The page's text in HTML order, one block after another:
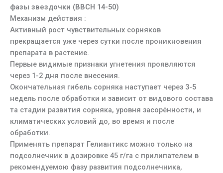
фазы звездочки (ВВСН 14-50)
Механизм действия :
Активный рост чувствительных сорняков
прекращается уже через сутки после проникновения
препарата в растение.
Первые видимые признаки угнетения проявляются
через 1-2 дня после внесения.
Окончательная гибель сорняка наступает через 3-5
недель после обработки и зависит от видового состава
та стадии развития сорняка, уровня засорённости, и
климатических условий до, во время и после
обработки.
Применять препарат Гелиантикс можно только на
подсолнечник в дозировке 45 г/га с прилипателем в
рекомендуемою фазу развития подсолнечника,